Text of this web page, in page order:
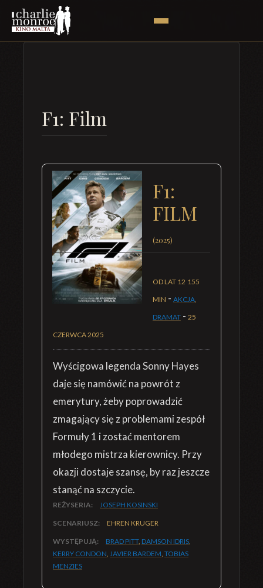
F1: Film
F1:
FILM
(2025)
OD LAT 12 155
MIN - AKCJA,
DRAMAT- 25
CZERWCA 2025
Wyścigowa legenda Sonny Hayes
daje się namówić na powrót z
emerytury, żeby poprowadzić
zmagający się z problemami zespół
Formuły 1 i zostać mentorem
młodego mistrza kierownicy. Przy
okazji dostaje szansę, by raz jeszcze
stanąć na szczycie.
REŻYSERIA: JOSEPH KOSINSKI
SCENARIUSZ: EHREN KRUGER
WYSTĘPUJĄ: BRAD PITT, DAMSON IDRIS,
KERRY CONDON, JAVIER BARDEM, TOBIAS
MENZIES